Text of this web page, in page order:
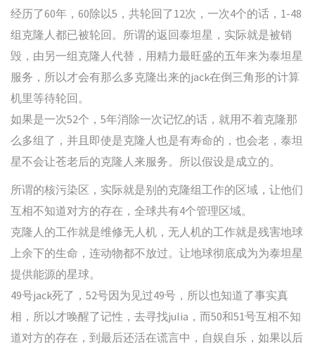
经历了60年，60除以5，共轮回了12次，一次4个的话，1-48
组克隆人都已被轮回。所谓的返回泰坦星，实际就是被销
毁，由另一组克隆人代替，用精力最旺盛的五年来为泰坦星
服务，所以才会有那么多克隆出来的jack在倒三角形的计算
机里等待轮回。
如果是一次52个，5年消除一次记忆的话，就用不着克隆那
么多组了，并且即使是克隆人也是有寿命的，也会老，泰坦
星不会让苍老后的克隆人来服务。所以假设是成立的。
所谓的核污染区，实际就是别的克隆组工作的区域，让他们
互相不知道对方的存在，全球共有4个管理区域。
克隆人的工作就是维修无人机，无人机的工作就是残害地球
上余下的生命，连动物都不放过。让地球彻底成为为泰坦星
提供能源的星球。
49号jack死了，52号因为见过49号，所以也知道了事实真
相，所以才唤醒了记性，去寻找julia，而50和51号互相不知
道对方的存在，到最后还活在谎言中，自娱自乐，如果以后